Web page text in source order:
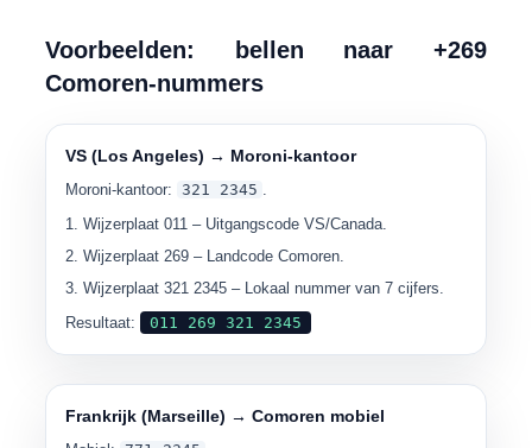
Voorbeelden: bellen naar +269
Comoren-nummers
VS (Los Angeles) → Moroni-kantoor
Moroni-kantoor: 321 2345 .
Wijzerplaat011 – Uitgangscode VS/Canada.
Wijzerplaat269 – Landcode Comoren.
Wijzerplaat321 2345 – Lokaal nummer van 7 cijfers.
Resultaat:
011 269 321 2345
Frankrijk (Marseille) → Comoren mobiel